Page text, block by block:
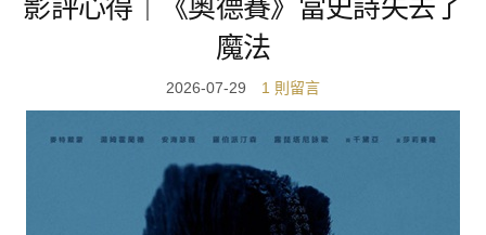
影評心得｜《奧德賽》當史詩失去了
魔法
1 則留言